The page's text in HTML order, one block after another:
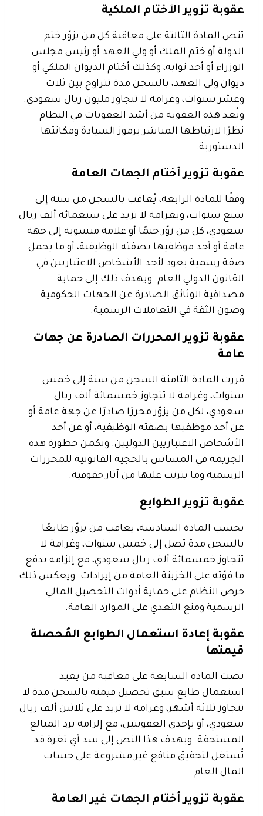
عقوبة تزوير الأختام الملكية
تنص المادة الثالثة على معاقبة كل من يزوّر ختم
الدولة أو ختم الملك أو ولي العهد أو رئيس مجلس
الوزراء أو أحد نوابه، وكذلك أختام الديوان الملكي أو
ديوان ولي العهد، بالسجن مدة تتراوح بين ثلاث
وعشر سنوات، وغرامة لا تتجاوز مليون ريال سعودي.
وتُعد هذه العقوبة من أشد العقوبات في النظام
نظرًا لارتباطها المباشر برموز السيادة ومكانتها
الدستورية.
عقوبة تزوير أختام الجهات العامة
وفقًا للمادة الرابعة، يُعاقب بالسجن من سنة إلى
سبع سنوات، وبغرامة لا تزيد على سبعمائة ألف ريال
سعودي، كل من زوّر ختمًا أو علامة منسوبة إلى جهة
عامة أو أحد موظفيها بصفته الوظيفية، أو ما يحمل
صفة رسمية يعود لأحد الأشخاص الاعتباريين في
القانون الدولي العام. ويهدف ذلك إلى حماية
مصداقية الوثائق الصادرة عن الجهات الحكومية
وصون الثقة في التعاملات الرسمية.
عقوبة تزوير المحررات الصادرة عن جهات
عامة
قررت المادة الثامنة السجن من سنة إلى خمس
سنوات، وغرامة لا تتجاوز خمسمائة ألف ريال
سعودي، لكل من يزوّر محررًا صادرًا عن جهة عامة أو
عن أحد موظفيها بصفته الوظيفية، أو عن أحد
الأشخاص الاعتباريين الدوليين. وتكمن خطورة هذه
الجريمة في المساس بالحجية القانونية للمحررات
الرسمية وما يترتب عليها من آثار حقوقية.
عقوبة تزوير الطوابع
بحسب المادة السادسة، يعاقب من يزوّر طابعًا
بالسجن مدة تصل إلى خمس سنوات، وغرامة لا
تتجاوز خمسمائة ألف ريال سعودي، مع إلزامه بدفع
ما فوّته على الخزينة العامة من إيرادات. ويعكس ذلك
حرص النظام على حماية أدوات التحصيل المالي
الرسمية ومنع التعدي على الموارد العامة.
عقوبة إعادة استعمال الطوابع المُحصلة
قيمتها
نصت المادة السابعة على معاقبة من يعيد
استعمال طابع سبق تحصيل قيمته بالسجن مدة لا
تتجاوز ثلاثة أشهر، وغرامة لا تزيد على ثلاثين ألف ريال
سعودي، أو بإحدى العقوبتين، مع إلزامه برد المبالغ
المستحقة. ويهدف هذا النص إلى سد أي ثغرة قد
تُستغل لتحقيق منافع غير مشروعة على حساب
المال العام.
عقوبة تزوير أختام الجهات غير العامة